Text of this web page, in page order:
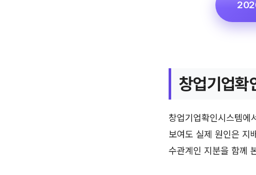
창업기업확
창업기업확인시스템에
보여도 실제 원인은 지
수관계인 지분을 함께